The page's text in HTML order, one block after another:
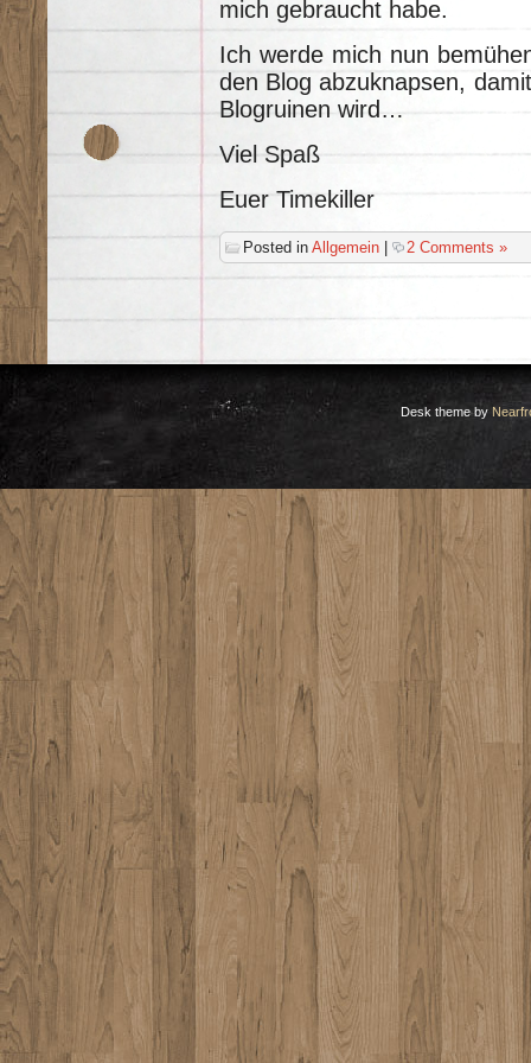
mich gebraucht habe.
Ich werde mich nun
den Blog abzuknapsen,
Blogruinen wird…
Viel Spaß
Euer Timekiller
Posted in Allgemein | 2 Comments »
Desk theme by